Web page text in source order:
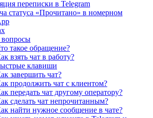
переписки в Telegram
статуса «Прочитано» в номерном
такое обращение?
взять чат в работу?
клавиши
завершить чат?
продолжить чат с клиентом?
передать чат другому оператору?
сделать чат непрочитанным?
найти нужное сообщение в чате?